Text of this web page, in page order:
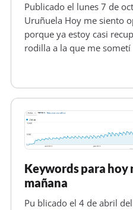
Publicado el lunes 7 de
Uruñuela Hoy me siento
porque ya estoy casi
rodilla a la que me
encriptar y ocultar las
que llegan los usua…
Keywords para
mañana
Pu blicado el 4 de abril